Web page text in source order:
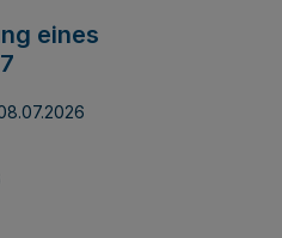
eines